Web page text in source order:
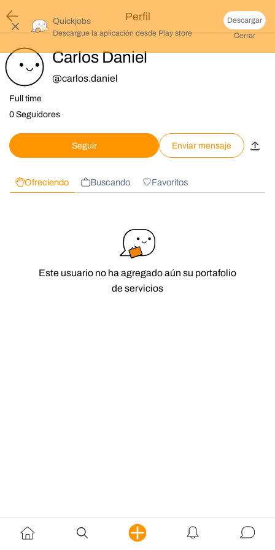
Quickjobs
Descargue la aplicación desde Play store
Descargar
Cerrar
Perfil
Carlos Daniel
@carlos.daniel
Full time
0 Seguidores
Seguir Enviar mensaje
Ofreciendo Buscando Favoritos
Este usuario no ha agregado aún su portafolio
de servicios